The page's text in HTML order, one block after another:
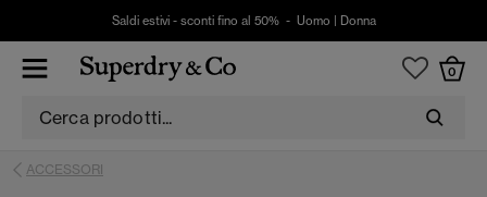
Saldi estivi - sconti fino al 50% - Uomo Donna
0
ACCESSORI